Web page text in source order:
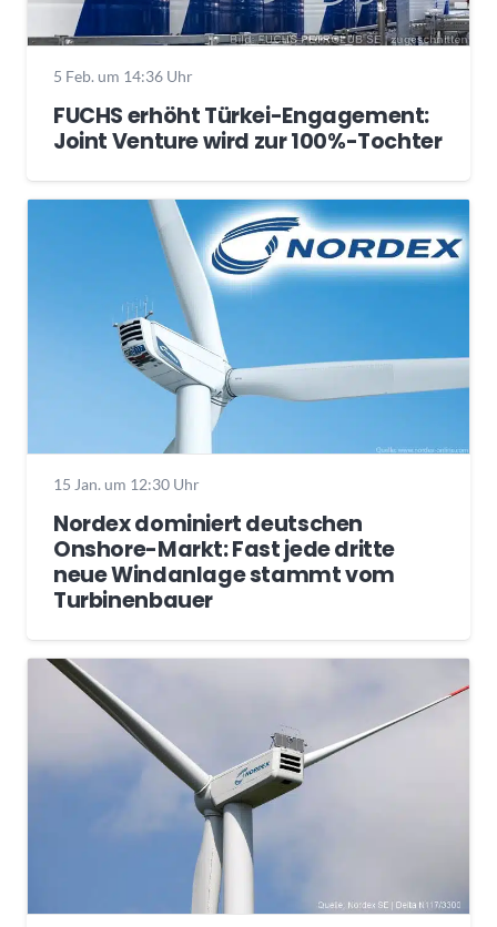
5 Feb. um 14:36 Uhr
FUCHS erhöht Türkei-Engagement:
Joint Venture wird zur 100%-Tochter
15 Jan. um 12:30 Uhr
Nordex dominiert deutschen
Onshore-Markt: Fast jede dritte
neue Windanlage stammt vom
Turbinenbauer